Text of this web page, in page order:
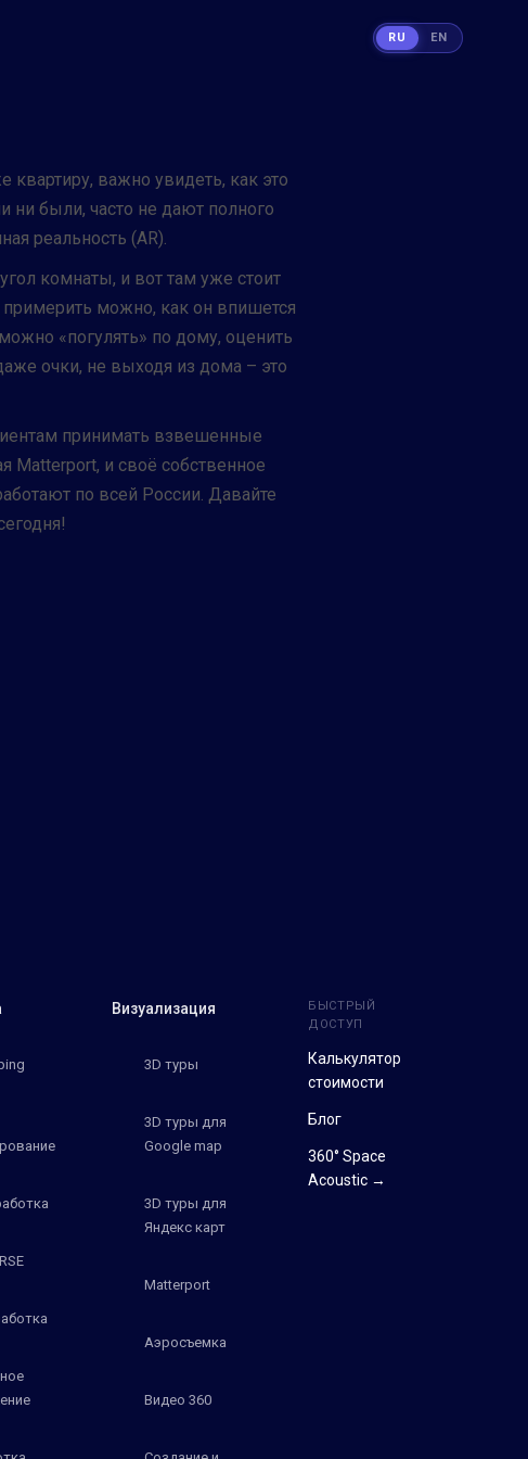
важно увидеть, как это
ни были, часто не дают полного
реальность (AR).
комнаты, и вот там уже стоит
можно, как он впишется
«погулять» по дому, оценить
очки, не выходя из дома – это
принимать взвешенные
Matterport, и своё собственное
по всей России. Давайте
Визуализация
3D туры
3D туры для
Google map
3D туры для
Яндекс карт
Matterport
Аэросъемка
Видео 360
БЫСТРЫЙ
ДОСТУП
Калькулятор
стоимости
Блог
360° Space
Acoustic →
RU EN